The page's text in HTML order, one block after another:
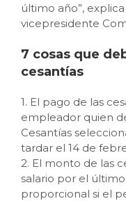
último año”,
vicepresidente
7 cosas que
cesantías
1. El pago de las
empleador quien
Cesantías
tardar el 14 de
2. El monto de las
salario por el
proporcional si el